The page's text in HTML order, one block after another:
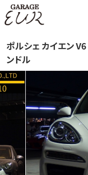
ニュース
在庫車情報
EURスポーツ
工場紹介
会社概要
アクセス
ポルシェ カイエン
ンドル